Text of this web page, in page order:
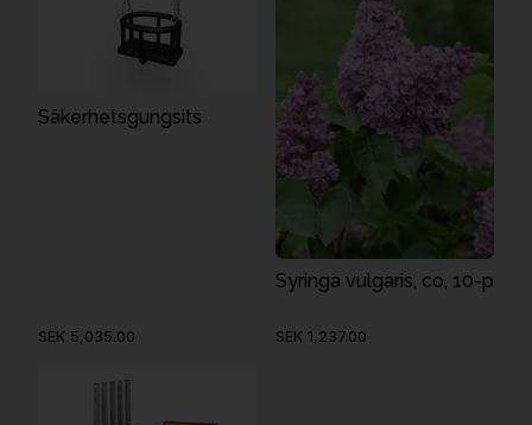
Säkerhetsgungsits
SEK 5,035.00
Syringa vulgaris, co, 10-p
SEK 1,237.00